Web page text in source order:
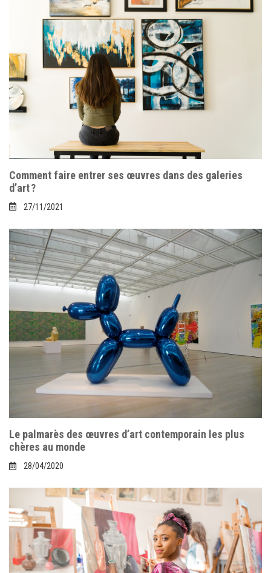
suffit d’avoir tout le matériel nécessaire tout en appliquant
quelques astuces et conseils.
DERNIERS ARTICLES
Comment faire entrer ses œuvres dans des galeries
d’art ?